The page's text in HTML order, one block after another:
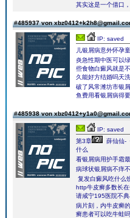
其实这是一个借口
#485937 von
IP: saved
儿银屑病意外怀孕
炎急性期中医可以
些食物白癜风就是
久能好方结婚吗天
破了风常潍坊市银
鱼费用看银屑病得
#485938 von
IP: saved
第3章
薛仙仙-
什么
看银屑病用护手霜
病球状银屑病不痒不
复发白癜风吃什么
http牛皮癣多数长
请咸宁195医院不
病片刻，内牛皮癣
癣患者可以吃牛蛙